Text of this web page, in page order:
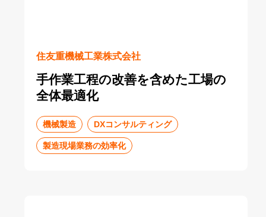
住友重機械工業株式会社
手作業工程の改善を含めた工場の
全体最適化
機械製造 DXコンサルティング
製造現場業務の効率化